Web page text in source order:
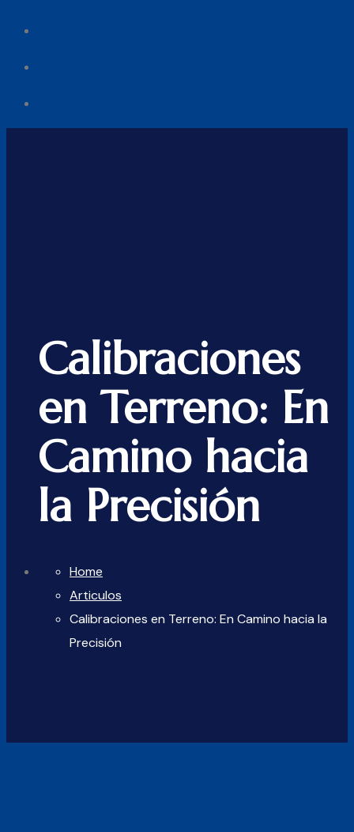
Calibraciones
en Terreno: En
Camino hacia
la Precisión
Home
Articulos
Calibraciones en Terreno: En Camino hacia la
Precisión